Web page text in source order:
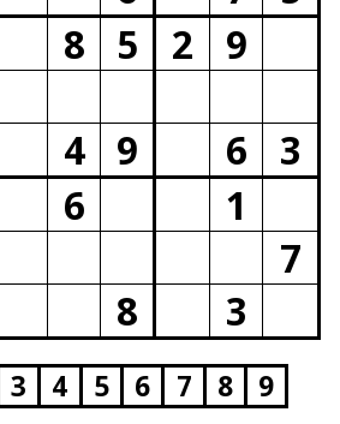
8 5 2
9
4 9 6
3
6
1
7
8
3
3 4 5 6 7 8 9